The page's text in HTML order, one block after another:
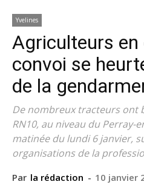
Yvelines
Agriculteurs en
convoi se
de la
De nombreux tracteurs ont
RN10, au niveau du Perray-
matinée du lundi 6 janvier,
organisations de la
Par la rédaction - 10 janvier